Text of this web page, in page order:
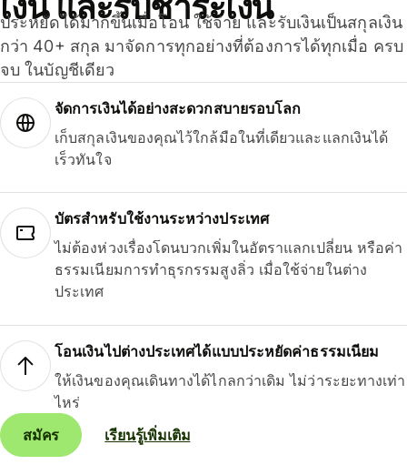
ประหยัดได้มากขึ้นเมื่อโอน ใช้จ่าย และรับเงินเป็นสกุลเงิน
กว่า 40+ สกุล มาจัดการทุกอย่างที่ต้องการได้ทุกเมื่อ ครบ
จบ ในบัญชีเดียว
จัดการเงินได้อย่างสะดวกสบายรอบโลก
เก็บสกุลเงินของคุณไว้ใกล้มือในที่เดียวและแลกเงินได้
เร็วทันใจ
บัตรสำหรับใช้งานระหว่างประเทศ
ไม่ต้องห่วงเรื่องโดนบวกเพิ่มในอัตราแลกเปลี่ยน หรือค่า
ธรรมเนียมการทำธุรกรรมสูงลิ่ว เมื่อใช้จ่ายในต่าง
ประเทศ
โอนเงินไปต่างประเทศได้แบบประหยัดค่าธรรมเนียม
ให้เงินของคุณเดินทางได้ไกลกว่าเดิม ไม่ว่าระยะทางเท่า
ไหร่
สมัคร
เรียนรู้เพิ่มเติม